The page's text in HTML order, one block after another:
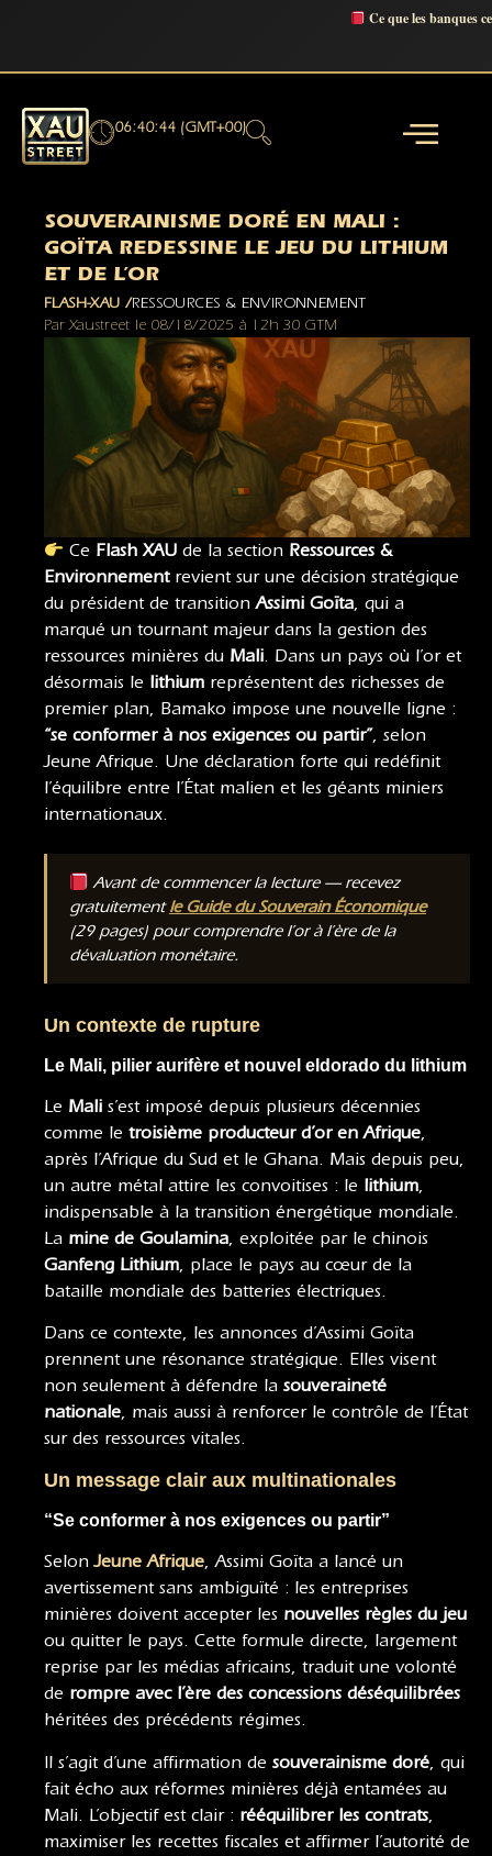
Ce que les banques
06:40:45 (GMT+00)
SOUVERAINISME DORÉ EN MALI :
GOÏTA REDESSINE LE JEU DU LITHIUM
ET DE L’OR
FLASH-XAU /RESSOURCES & ENVIRONNEMENT
Par Xaustreet le 08/18/2025 à 12h 30 GTM
Ce Flash XAU de la section Ressources &
Environnement revient sur une décision stratégique
du président de transitionAssimi Goïta, qui a
marqué un tournant majeur dans la gestion des
ressources minières du Mali. Dans un pays où l’or et
désormais le lithium représentent des richesses de
premier plan, Bamako impose une nouvelle ligne :
“se conformer à nos exigences ou partir”, selon
Jeune Afrique. Une déclaration forte qui redéfinit
l’équilibre entre l’État malien et les géants miniers
internationaux.
Avant de commencer la lecture — recevez
gratuitementle Guide du Souverain Économique
(29 pages) pour comprendre l’or à l’ère de la
dévaluation monétaire.
Un contexte de rupture
Le Mali, pilier aurifère et nouvel eldorado du lithium
Le Mali s’est imposé depuis plusieurs décennies
comme le troisième producteur d’or en Afrique,
après l’Afrique du Sud et le Ghana. Mais depuis peu,
un autre métal attire les convoitises : le lithium,
indispensable à la transition énergétique mondiale.
La mine de Goulamina, exploitée par le chinois
Ganfeng Lithium, place le pays au cœur de la
bataille mondiale des batteries électriques.
Dans ce contexte, les annonces d’Assimi Goïta
prennent une résonance stratégique. Elles visent
non seulement à défendre la souveraineté
nationale, mais aussi à renforcer le contrôle de l’État
sur des ressources vitales.
Un message clair aux multinationales
“Se conformer à nos exigences ou partir”
SelonJeune Afrique, Assimi Goïta a lancé un
avertissement sans ambiguïté : les entreprises
minières doivent accepter les nouvelles règles du jeu
ou quitter le pays. Cette formule directe, largement
reprise par les médias africains, traduit une volonté
de rompre avec l’ère des concessions déséquilibrées
héritées des précédents régimes.
Il s’agit d’une affirmation de souverainisme doré, qui
fait écho aux réformes minières déjà entamées au
Mali. L’objectif est clair : rééquilibrer les contrats,
maximiser les recettes fiscales et affirmer l’autorité de